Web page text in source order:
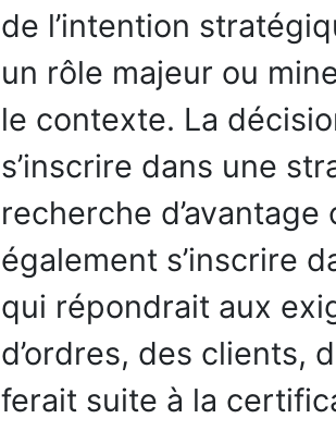
de l’intention
un rôle majeur ou
le contexte. La
s’inscrire dans une
recherche
également s’inscrire
qui répondrait aux
d’ordres, des clients,
ferait suite à la